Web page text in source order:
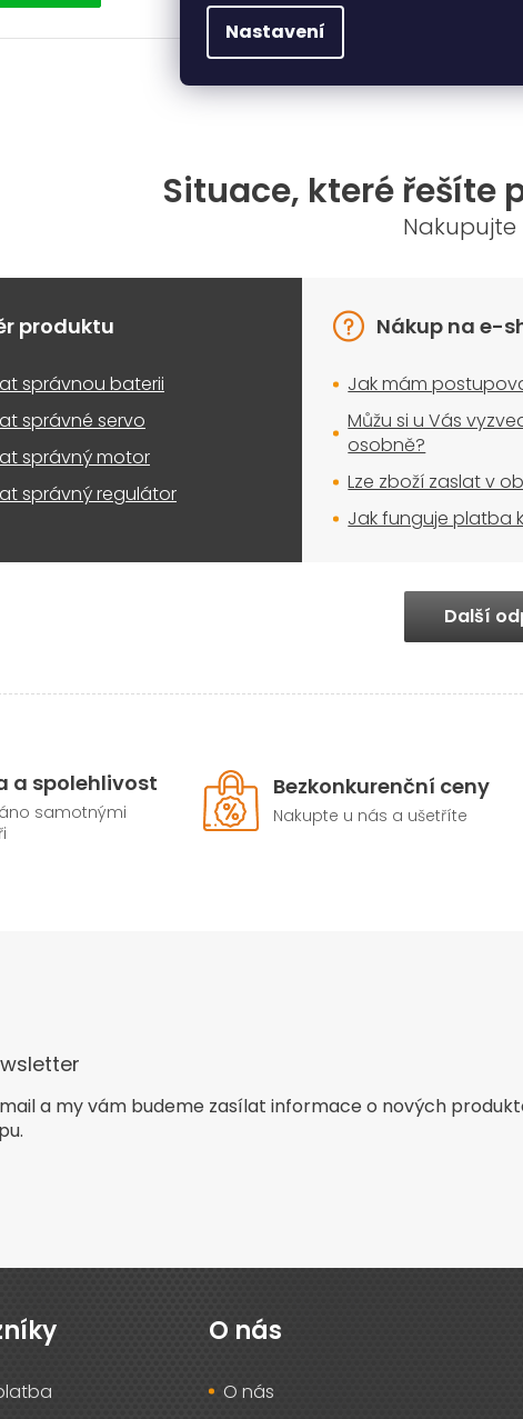
Nastavení
v
c
í
y
v
s
Situace, které řešíte
produktu
správnou baterii
správné servo
správný motor
správný regulátor
Nákup na e-
Jak mám
Můžu si u Vás
osobně?
Lze zboží zaslat v
Jak funguje platba
Další
a spolehlivost
samotnými
Bezkonkurenční ceny
Nakupte u nás a ušetříte
a my vám budeme zasílat informace o nových
O nás
O nás